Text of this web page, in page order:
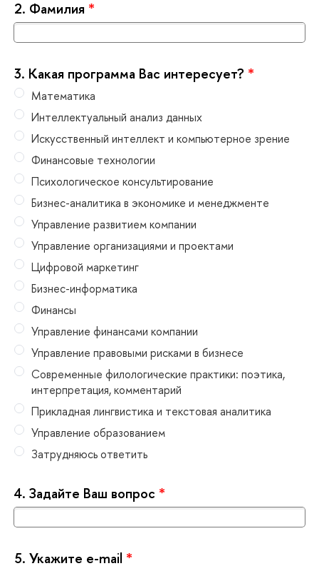
2. Фамилия *
3. Какая программа Вас интересует? *
Математика
Интеллектуальный анализ данных
Искусственный интеллект и компьютерное зрение
Финансовые технологии
Психологическое консультирование
Бизнес-аналитика в экономике и менеджменте
Управление развитием компании
Управление организациями и проектами
Цифровой маркетин
Бизнес-информатика
Финансы
Управление финансами компании
Управление правовыми рисками в бизнесе
Современные филологические практики: поэтика,
интерпретация, комментарий
Прикладная лингвистика и текстовая аналитика
Управление образованием
Затрудняюсь ответить
4. Задайте Ваш вопрос *
5. Укажите e-mail *